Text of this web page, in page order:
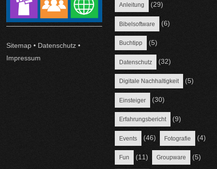
Sitemap • Datenschutz •
Impressum
Anleitung (29)
Bibelsoftware (6)
Buchtipp (5)
Datenschutz (32)
Digitale Nachhaltigkeit (5)
Einsteiger (30)
Erfahrungsbericht (9)
Events (46) Fotografie (4)
Fun (11) Groupware (5)